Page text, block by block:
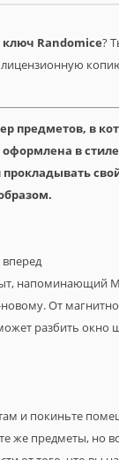
Randomice?
предметов, в
в
напоминающий
От
разбить
и покиньте
же предметы, но